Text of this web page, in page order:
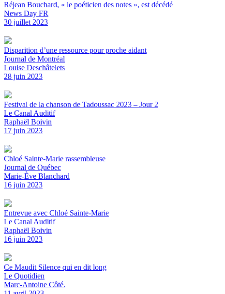
Réjean Bouchard, « le poéticien des notes », est décédé
News Day FR
30 juillet 2023
Disparition d’une ressource pour proche aidant
Journal de Montréal
Louise Deschâtelets
28 juin 2023
Festival de la chanson de Tadoussac 2023 – Jour 2
Le Canal Auditif
Raphaël Boivin
17 juin 2023
Chloé Sainte-Marie rassembleuse
Journal de Québec
Marie-Ève Blanchard
16 juin 2023
Entrevue avec Chloé Sainte-Marie
Le Canal Auditif
Raphaël Boivin
16 juin 2023
Ce Maudit Silence qui en dit long
Le Quotidien
Marc-Antoine Côté.